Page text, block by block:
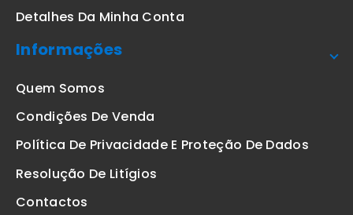
Detalhes Da Minha Conta
Informações
Quem Somos
Condições De Venda
Política De Privacidade E Proteção De Dados
Resolução De Litígios
Contactos